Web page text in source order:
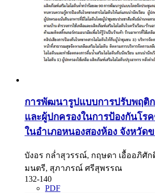
การพัฒนารูปแบบการปรับพฤติ
และผู้ปกครองในการป้องกันโร
ในอำเภอหนองสองห้อง จังหวัด
บังอร กล่ำสุวรรณ์, กฤษดา เอื้ออภิศัก
มนตรี, สุภาภรณ์ ศรีสุพรรณ
132-140
PDF